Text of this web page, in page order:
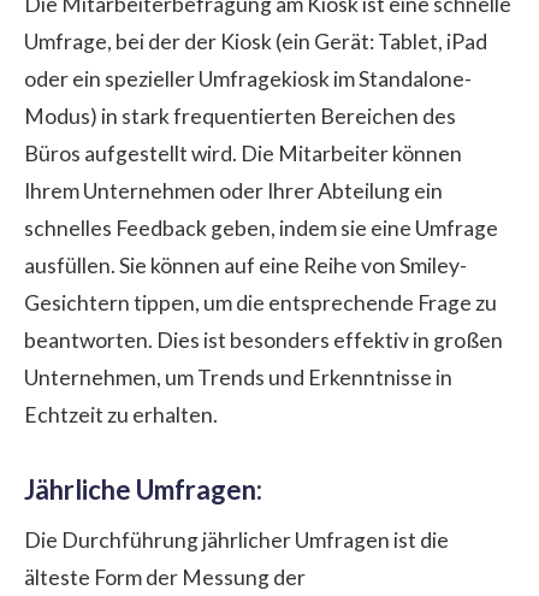
Umfrage, bei der der Kiosk (ein Gerät: Tablet, iPad
oder ein spezieller Umfragekiosk im Standalone-
Modus) in stark frequentierten Bereichen des
Büros aufgestellt wird. Die Mitarbeiter können
Ihrem Unternehmen oder Ihrer Abteilung ein
schnelles Feedback geben, indem sie eine Umfrage
ausfüllen. Sie können auf eine Reihe von Smiley-
Gesichtern tippen, um die entsprechende Frage zu
beantworten. Dies ist besonders effektiv in großen
Unternehmen, um Trends und Erkenntnisse in
Echtzeit zu erhalten.
Jährliche Umfragen:
Die Durchführung jährlicher Umfragen ist die
älteste Form der Messung der